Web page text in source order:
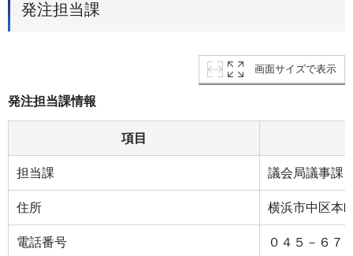
発注担当課
画面サイズで表示
発注担当課情報
項目
担当課 議会局議事課
住所 横浜市中区本
電話番号 ０４５－６７